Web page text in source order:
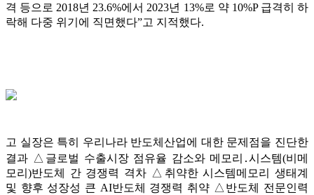
격 등으로 2018년 23.6%에서 2023년 13%로 약 10%P 급격히 하
락해 다중 위기에 직면했다”고 지적했다.
고 실장은 특히 우리나라 반도체산업에 대한 문제점을 진단한
결과 △글로벌 수출시장 점유율 감소와 메모리․시스템(비메
모리)반도체 간 경쟁력 격차 △취약한 시스템메모리 생태계
및 향후 성장성 큰 AI반도체 경쟁력 취약 △반도체 전문인력